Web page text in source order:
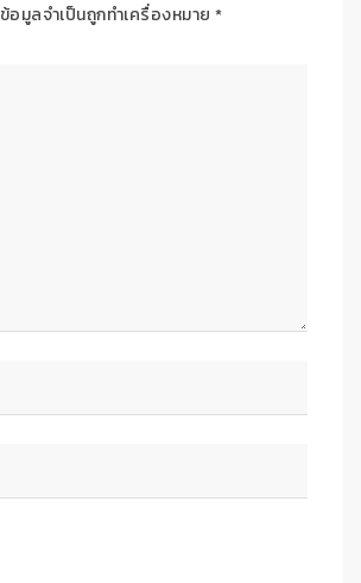
ข้อมูลจำเป็นถูกทำเครื่องหมาย *